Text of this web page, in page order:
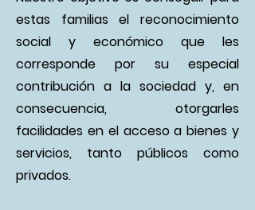
estas familias el reconocimiento
social y económico que les
corresponde por su especial
contribución a la sociedad y, en
consecuencia, otorgarles
facilidades en el acceso a bienes y
servicios, tanto públicos como
privados.